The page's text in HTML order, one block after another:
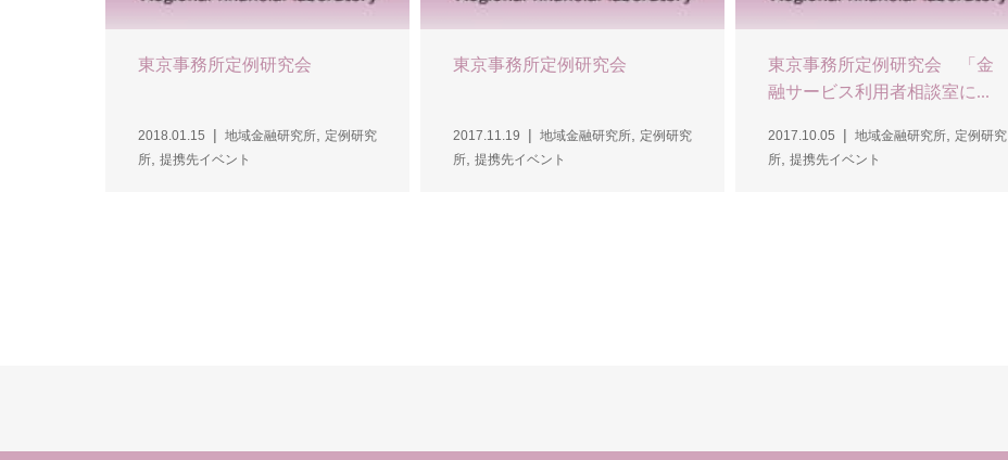
東京事務所定例研究会
2018.01.15 地域金融研究所
定例研究
所 提携先イベント
東京事務所定例研究会
2017.11.19 地域金融研究所
定例研究
所 提携先イベント
東京事務所定例研究会 「金
融サービス利用者相談室に...
2017.10.05 地域金融研究所
定例研究
所 提携先イベント